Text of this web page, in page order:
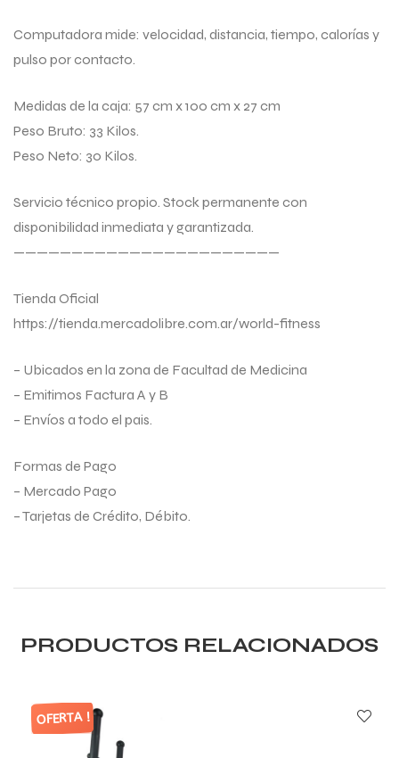
Computadora mide: velocidad, distancia, tiempo, calorías y
pulso por contacto.
Medidas de la caja: 57 cm x 100 cm x 27 cm
Peso Bruto: 33 Kilos.
Peso Neto: 30 Kilos.
Servicio técnico propio. Stock permanente con
disponibilidad inmediata y garantizada.
———————————————————————
Tienda Oficial
https://tienda.mercadolibre.com.ar/world-fitness
– Ubicados en la zona de Facultad de Medicina
– Emitimos Factura A y B
– Envíos a todo el pais.
Formas de Pago
– Mercado Pago
– Tarjetas de Crédito, Débito.
PRODUCTOS RELACIONADOS
OFERTA !